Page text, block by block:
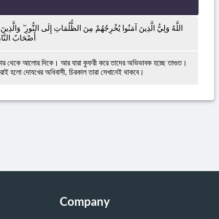
اللَّهُ وَلِيُّ الَّذِينَ آمَنُوا يُخْرِجُهُمْ مِنَ الظُّلُمَاتِ إِلَى النُّورِ
أَصْحَابُ
থেকে আলোর দিকে। আর যারা কুফরী করে তাদের অভিভাবক হচ্ছে তাগুত।
হলো দোযখের অধিবাসী, চিরকাল তারা সেখানেই থাকবে।
Company